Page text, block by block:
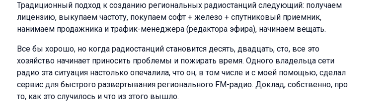
Традиционный подход к созданию региональных радиостанций следующий: получаем
лицензию, выкупаем частоту, покупаем софт + железо + спутниковый приемник,
нанимаем продажника и трафик-менеджера (редактора эфира), начинаем вещать.
Все бы хорошо, но когда радиостанций становится десять, двадцать, сто, все это
хозяйство начинает приносить проблемы и пожирать время. Одного владельца сети
радио эта ситуация настолько опечалила, что он, в том числе и с моей помощью, сделал
сервис для быстрого развертывания регионального FM-радио. Доклад, собственно, про
то, как это случилось и что из этого вышло.